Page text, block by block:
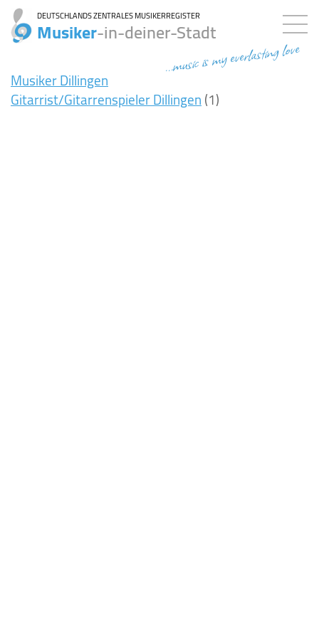
DEUTSCHLANDS ZENTRALES MUSIKERREGISTER
Musiker-in-deiner-Stadt
...music is my everlasting love
Musiker Dillingen
Gitarrist/Gitarrenspieler Dillingen(1)